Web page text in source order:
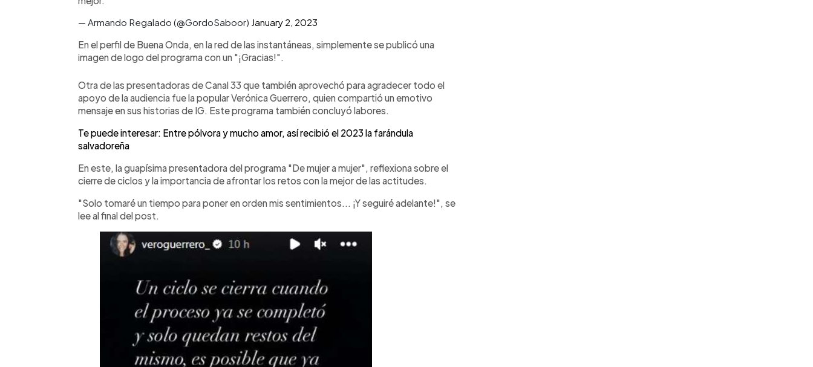
— Armando Regalado (@GordoSaboor) January 2, 2023
En el perfil de Buena Onda, en la red de las instantáneas, simplemente se publicó una
imagen de logo del programa con un "¡Gracias!".
Otra de las presentadoras de Canal 33 que también aprovechó para agradecer todo el
apoyo de la audiencia fue la popular Verónica Guerrero, quien compartió un emotivo
mensaje en sus historias de IG. Este programa también concluyó labores.
Te puede interesar: Entre pólvora y mucho amor, así recibió el 2023 la farándula
salvadoreña
En este, la guapísima presentadora del programa "De mujer a mujer", reflexiona sobre el
cierre de ciclos y la importancia de afrontar los retos con la mejor de las actitudes.
"Solo tomaré un tiempo para poner en orden mis sentimientos... ¡Y seguiré adelante!", se
lee al final del post.